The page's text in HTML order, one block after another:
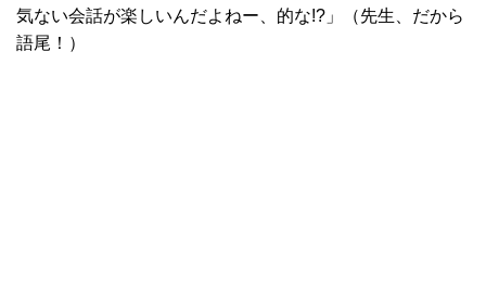
気ない会話が楽しいんだよねー、的な!?」（先生、だから
語尾！）